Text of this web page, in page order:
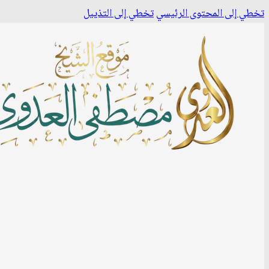
تخطي إلى المحتوى الرئيسيتخطي إلى التذييل